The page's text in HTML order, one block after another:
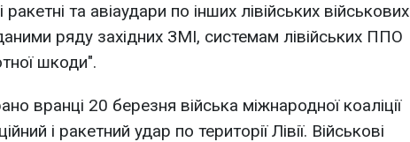
ракетні та авіаудари по інших лівійських військових
ряду західних ЗМІ, системам лівійських ППО
шкоди".
вранці 20 березня війська міжнародної коаліції
і ракетний удар по території Лівії. Військові